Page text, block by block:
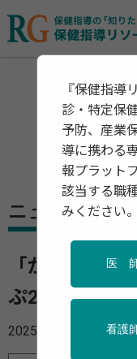
ニュース
「がん検診
ぷ21 2025年
2025年09月01日
『保健指導
診・特定保
予防、産業
導に携わる
報プラット
該当する職
みください。
医
看護